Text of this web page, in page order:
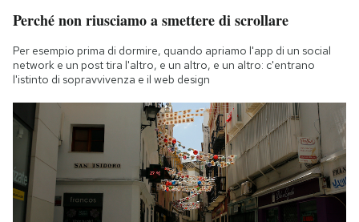
Perché non riusciamo a smettere di scrollare
Per esempio prima di dormire, quando apriamo l'app di un social
network e un post tira l'altro, e un altro, e un altro: c'entrano
l'istinto di sopravvivenza e il web design